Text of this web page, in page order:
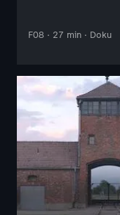
F08 · 27 min · Doku